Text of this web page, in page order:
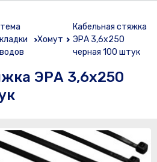
Хомут
Кабельная стяжка
ЭРА 3,6х250
черная 100 штук
ЭРА 3,6х250